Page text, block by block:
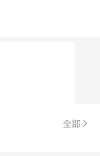
全部